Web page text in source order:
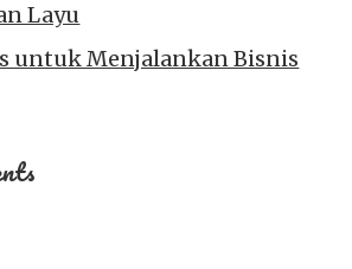
Layu
untuk Menjalankan Bisnis